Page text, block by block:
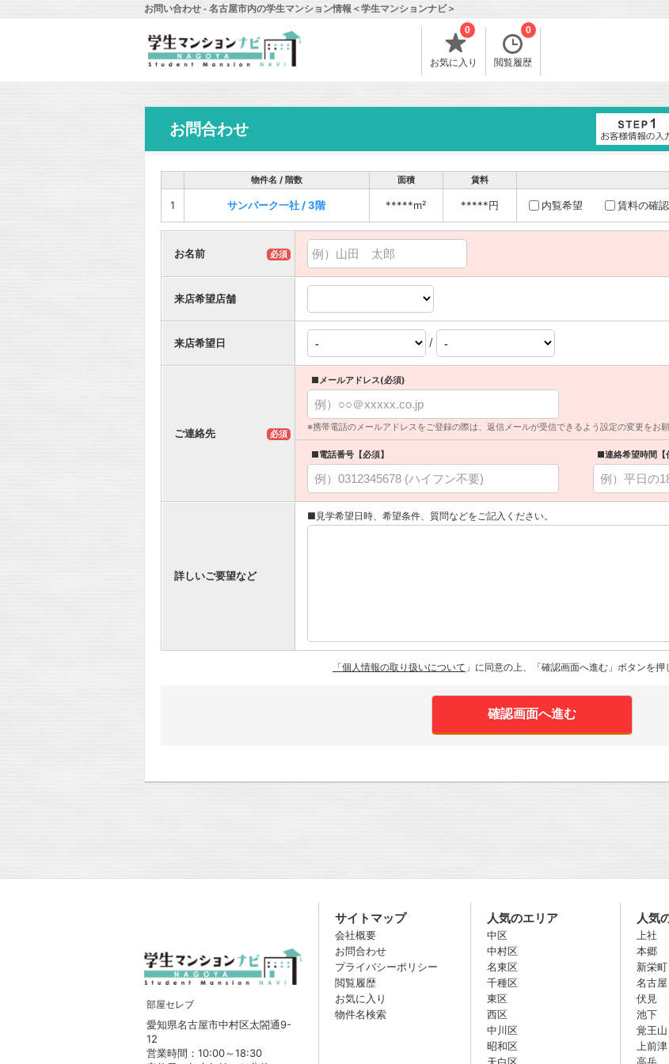
お問い合わせ - 名古屋市内の学生マンション情報＜学生マンションナビ＞
お気に入り
0
閲覧履歴
0
お問合わせ
物件名 / 階数 面積 賃料
1 サンパーク一社 / 3階 *****m² *****円 内覧希望 賃料の確
お名前 必須
来店希望店舗
来店希望日 /
ご連絡先 必須
■メールアドレス(必須)
※携帯電話のメールアドレスをご登録の際は、返信メールが受信できるよう設定の変更をお願
■電話番号【必須】 ■連絡希望時間【
詳しいご要望など
■見学希望日時、希望条件、質問などをご記入ください。
「個人情報の取り扱いについて 」に同意の上、「確認画面へ進む」ボタンを押
部屋セレブ
愛知県名古屋市中村区太閤通9-
12
営業時間：10:00～18:30
サイトマップ
会社概要
お問合わせ
プライバシーポリシー
閲覧履歴
お気に入り
物件名検索
人気のエリア
中区
中村区
名東区
千種区
東区
西区
中川区
昭和区
人気
上社
本郷
新栄町
名古屋
伏見
池下
覚王山
上前津